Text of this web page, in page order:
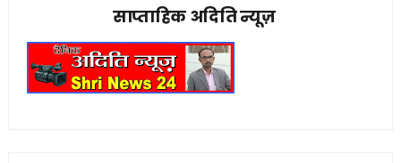
साप्ताहिक अदिति न्यूज़